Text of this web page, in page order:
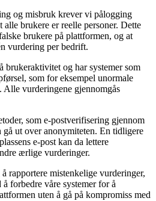
og misbruk krever vi pålogging
brukere er reelle personer. Dette
brukere på plattformen, og at
vurdering per bedrift.
og har systemer som
som for eksempel unormale
vurderingene gjennomgås
som e-postverifisering gjennom
gå ut over anonymiteten. En tidligere
e-post kan da lettere
ærlige vurderinger.
rapportere mistenkelige vurderinger,
forbedre våre systemer for å
uten å gå på kompromiss med